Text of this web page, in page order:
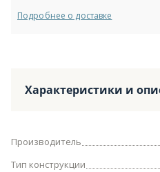
Подробнее о доставке
Характеристики и
Производитель
Тип конструкции